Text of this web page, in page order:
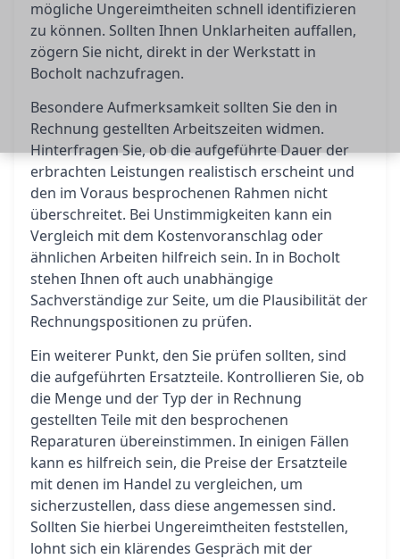
mögliche Ungereimtheiten schnell identifizieren
zu können. Sollten Ihnen Unklarheiten auffallen,
zögern Sie nicht, direkt in der Werkstatt in
Bocholt nachzufragen.
Besondere Aufmerksamkeit sollten Sie den in
Rechnung gestellten Arbeitszeiten widmen.
Hinterfragen Sie, ob die aufgeführte Dauer der
erbrachten Leistungen realistisch erscheint und
den im Voraus besprochenen Rahmen nicht
überschreitet. Bei Unstimmigkeiten kann ein
Vergleich mit dem Kostenvoranschlag oder
ähnlichen Arbeiten hilfreich sein. In in Bocholt
stehen Ihnen oft auch unabhängige
Sachverständige zur Seite, um die Plausibilität der
Rechnungspositionen zu prüfen.
Ein weiterer Punkt, den Sie prüfen sollten, sind
die aufgeführten Ersatzteile. Kontrollieren Sie, ob
die Menge und der Typ der in Rechnung
gestellten Teile mit den besprochenen
Reparaturen übereinstimmen. In einigen Fällen
kann es hilfreich sein, die Preise der Ersatzteile
mit denen im Handel zu vergleichen, um
sicherzustellen, dass diese angemessen sind.
Sollten Sie hierbei Ungereimtheiten feststellen,
lohnt sich ein klärendes Gespräch mit der